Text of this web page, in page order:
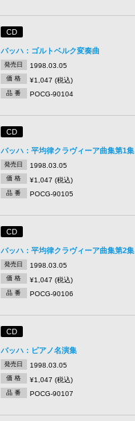
CD
バッハ：ゴルトベルク変奏曲
発売日 1998.03.05
価 格 ¥1,047 (税込)
品 番 POCG-90104
CD
バッハ：平均律クラヴィーア曲集第1集
発売日 1998.03.05
価 格 ¥1,047 (税込)
品 番 POCG-90105
CD
バッハ：平均律クラヴィーア曲集第2集
発売日 1998.03.05
価 格 ¥1,047 (税込)
品 番 POCG-90106
CD
バッハ：ピアノ名演集
発売日 1998.03.05
価 格 ¥1,047 (税込)
品 番 POCG-90107